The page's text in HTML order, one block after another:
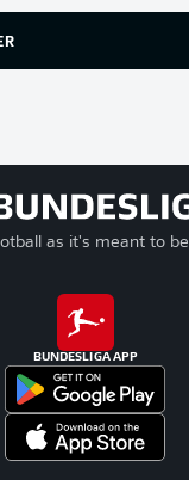
as it's meant to be
BUNDESLIGA APP